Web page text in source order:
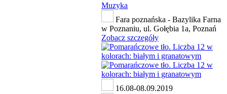
Muzyka
Fara poznańska - Bazylika Farna
w Poznaniu, ul. Gołębia 1a, Poznań
Zobacz szczegóły
16.08-08.09.2019